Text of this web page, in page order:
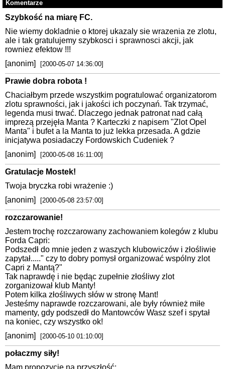
Komentarze
Szybkość na miarę FC.
Nie wiemy dokladnie o ktorej ukazaly sie wrazenia ze zlotu,
ale i tak gratulujemy szybkosci i sprawnosci akcji, jak
rowniez efektow !!!
[anonim]
[2000-05-07 14:36:00]
Prawie dobra robota !
Chaciałbym przede wszystkim pogratulować organizatorom
zlotu sprawności, jak i jakości ich poczynań. Tak trzymać,
legenda musi trwać. Dlaczego jednak patronat nad całą
imprezą przejęła Manta ? Karteczki z napisem "Zlot Opel
Manta" i bufet a la Manta to już lekka przesada. A gdzie
inicjatywa posiadaczy Fordowskich Cudeniek ?
[anonim]
[2000-05-08 16:11:00]
Gratulacje Mostek!
Twoja bryczka robi wrażenie :)
[anonim]
[2000-05-08 23:57:00]
rozczarowanie!
Jestem trochę rozczarowany zachowaniem kolegów z klubu
Forda Capri:
Podszedł do mnie jeden z waszych klubowiczów i złośliwie
zapytał....." czy to dobry pomysł organizować wspólny zlot
Capri z Mantą?"
Tak naprawdę i nie będąc zupełnie złośliwy zlot
zorganizował klub Manty!
Potem kilka złośliwych słów w stronę Mant!
Jesteśmy naprawde rozczarowani, ale były również miłe
mamenty, gdy podszedł do Mantowców Wasz szef i spytał
na koniec, czy wszystko ok!
[anonim]
[2000-05-10 01:10:00]
połaczmy siły!
Mam propozycję na przyszłość: